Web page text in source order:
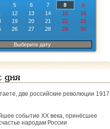
5 6 7 8
9
12 13 14 15
16
19 20 21 22
23
26 27 28 29
30
Выберите дату
дня
две российские революции 1917
событие ХХ века, принёсшее
народам России